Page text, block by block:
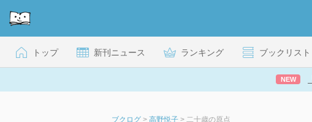
トップ 新刊ニュース ランキング ブックリスト
NEW
ブクログ > 高野悦子 > 二十歳の原点